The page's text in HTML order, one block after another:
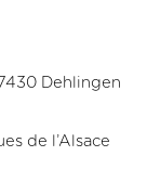
Dehlingen
de l’Alsace